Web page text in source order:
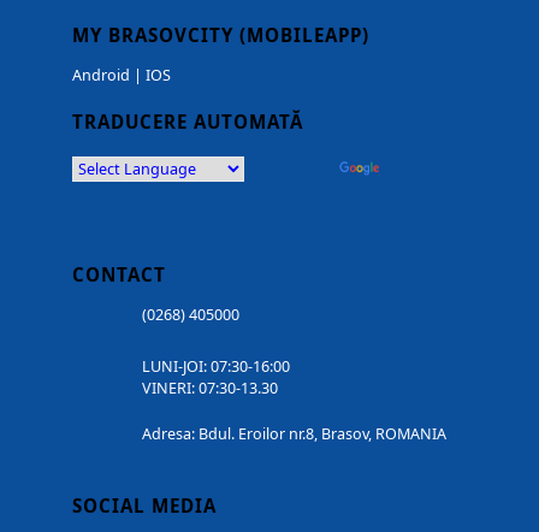
MY BRASOVCITY (MOBILEAPP)
Android | IOS
TRADUCERE AUTOMATĂ
CONTACT
(0268) 405000
LUNI-JOI: 07:30-16:00
VINERI: 07:30-13.30
Adresa: Bdul. Eroilor nr.8, Brasov, ROMANIA
SOCIAL MEDIA